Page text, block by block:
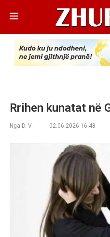
Rrihen kunatat në
Nga D. V. 02.06.2026 16:48